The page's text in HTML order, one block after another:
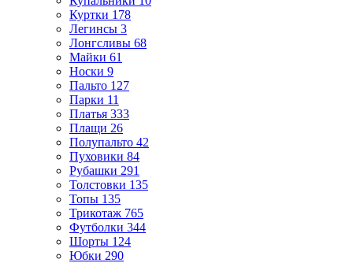
Куртки 178
Легинсы 3
Лонгсливы 68
Майки 61
Носки 9
Пальто 127
Парки 11
Платья 333
Плащи 26
Полупальто 42
Пуховики 84
Рубашки 291
Толстовки 135
Топы 135
Трикотаж 765
Футболки 344
Шорты 124
Юбки 290